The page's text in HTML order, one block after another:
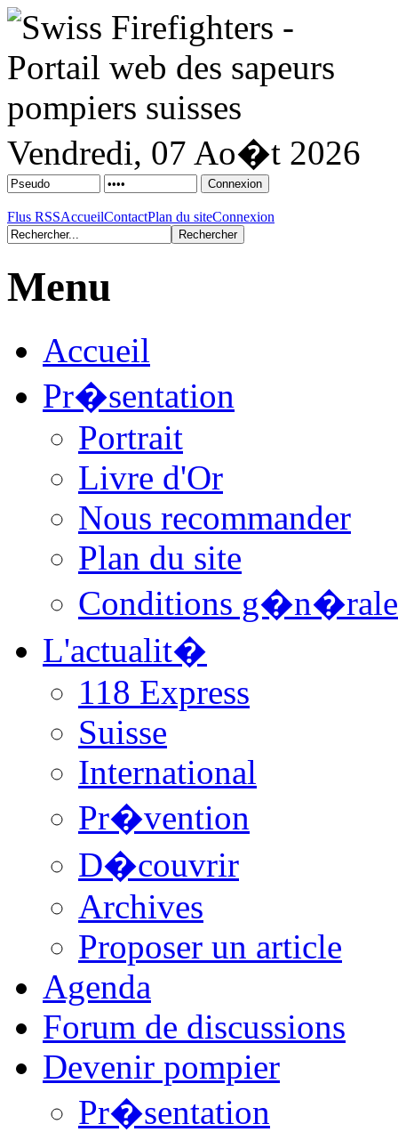
Vendredi, 07 Ao�t 2026
Flus RSSAccueilContactPlan du siteConnexion
Menu
Accueil
Pr�sentation
Portrait
Livre d'Or
Nous recommander
Plan du site
Conditions
L'actualit�
118 Express
Suisse
International
Pr�vention
D�couvrir
Archives
Proposer un article
Agenda
Forum de discussions
Devenir pompier
Pr�sentation